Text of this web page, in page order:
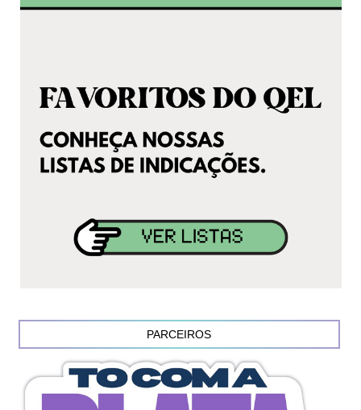
PARCEIROS